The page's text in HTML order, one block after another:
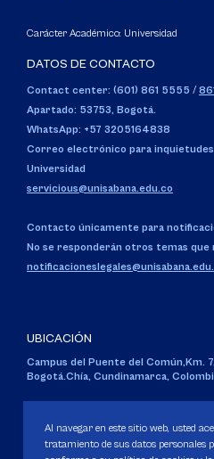
Carácter Académico: Universidad
DATOS DE CONTACTO
Contact center: (601) 861 5555 /
Apartado: 53753, Bogotá.
WhatsApp: +57 3205164838
Correo electrónico para
Universidad
servicious@unisabana.edu.co
Contacto únicamente para
No se responderán otros temas que
UBICACIÓN
Campus del Puente del Común,Km.
Bogotá.Chía, Cundinamarca,
Personería Jurídica:Resolución 130 del
Ministerio de Educación Nacional.
Al navegar en este sitio web, usted
tratamiento de sus datos personales